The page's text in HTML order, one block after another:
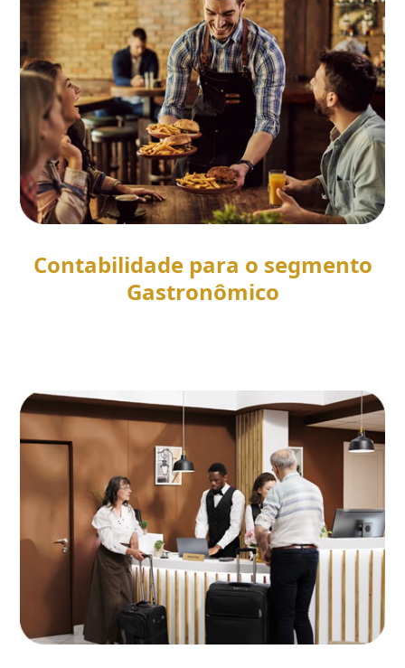
Contabilidade para o segmento
Gastronômico